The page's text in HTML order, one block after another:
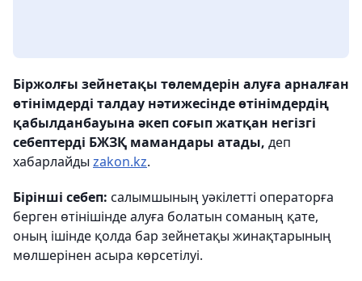
Біржолғы зейнетақы төлемдерін алуға арналған
өтінімдерді талдау нәтижесінде өтінімдердің
қабылданбауына әкеп соғып жатқан негізгі
себептерді БЖЗҚ мамандары атады, деп
хабарлайды zakon.kz.
Бірінші себеп: салымшының уәкілетті операторға
берген өтінішінде алуға болатын соманың қате,
оның ішінде қолда бар зейнетақы жинақтарының
мөлшерінен асыра көрсетілуі.